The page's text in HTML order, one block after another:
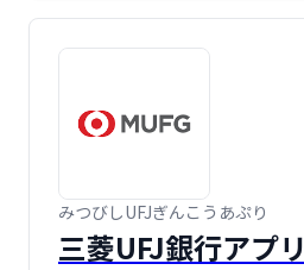
みつびしUFJぎんこうあぷり
三菱UFJ銀行アプリ